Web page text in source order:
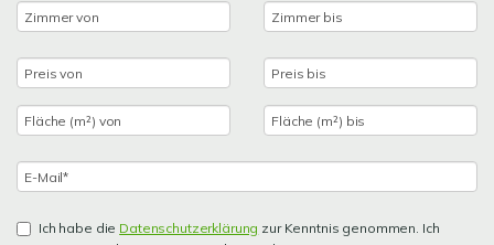
Ich habe die Datenschutzerklärung zur Kenntnis genommen. Ich